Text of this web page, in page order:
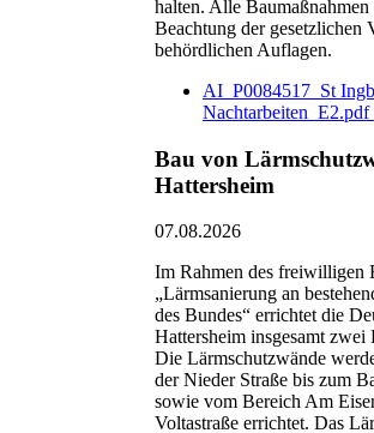
halten. Alle
Beachtung der gesetzlichen
behördlichen Auflagen.
AI_P0084517_St
Nachtarbeiten_E2.pdf
Bau von
Hattersheim
07.08.2026
Im Rahmen des freiwilligen
„Lärmsanierung an
des Bundes“ errichtet die
Hattersheim insgesamt zwei
Die Lärmschutzwände
der Nieder Straße bis zum
sowie vom Bereich Am
Voltastraße errichtet. Das